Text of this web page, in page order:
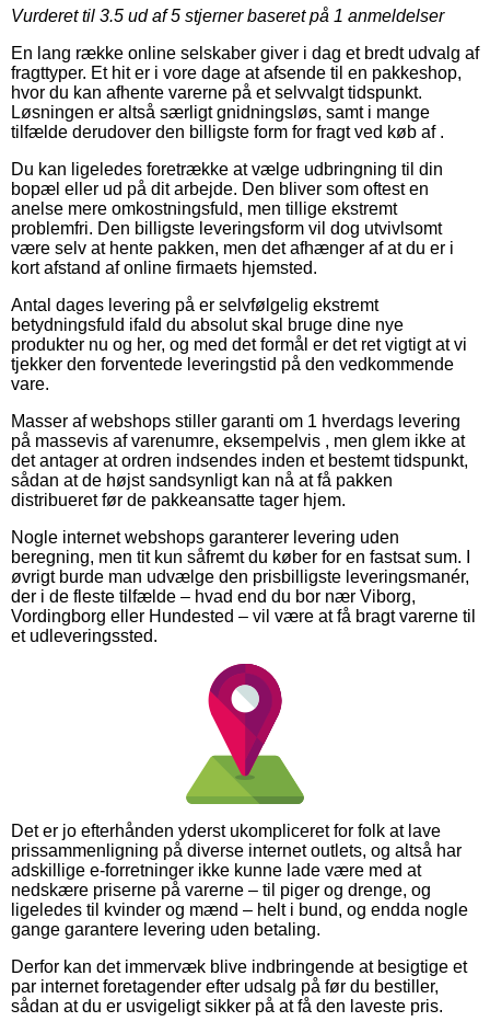
Vurderet til 3.5 ud af 5 stjerner baseret på 1 anmeldelser
En lang række online selskaber giver i dag et bredt udvalg af
fragttyper. Et hit er i vore dage at afsende til en pakkeshop,
hvor du kan afhente varerne på et selvvalgt tidspunkt.
Løsningen er altså særligt gnidningsløs, samt i mange
tilfælde derudover den billigste form for fragt ved køb af .
Du kan ligeledes foretrække at vælge udbringning til din
bopæl eller ud på dit arbejde. Den bliver som oftest en
anelse mere omkostningsfuld, men tillige ekstremt
problemfri. Den billigste leveringsform vil dog utvivlsomt
være selv at hente pakken, men det afhænger af at du er i
kort afstand af online firmaets hjemsted.
Antal dages levering på er selvfølgelig ekstremt
betydningsfuld ifald du absolut skal bruge dine nye
produkter nu og her, og med det formål er det ret vigtigt at vi
tjekker den forventede leveringstid på den vedkommende
vare.
Masser af webshops stiller garanti om 1 hverdags levering
på massevis af varenumre, eksempelvis , men glem ikke at
det antager at ordren indsendes inden et bestemt tidspunkt,
sådan at de højst sandsynligt kan nå at få pakken
distribueret før de pakkeansatte tager hjem.
Nogle internet webshops garanterer levering uden
beregning, men tit kun såfremt du køber for en fastsat sum. I
øvrigt burde man udvælge den prisbilligste leveringsmanér,
der i de fleste tilfælde – hvad end du bor nær Viborg,
Vordingborg eller Hundested – vil være at få bragt varerne til
et udleveringssted.
Det er jo efterhånden yderst ukompliceret for folk at lave
prissammenligning på diverse internet outlets, og altså har
adskillige e-forretninger ikke kunne lade være med at
nedskære priserne på varerne – til piger og drenge, og
ligeledes til kvinder og mænd – helt i bund, og endda nogle
gange garantere levering uden betaling.
Derfor kan det immervæk blive indbringende at besigtige et
par internet foretagender efter udsalg på før du bestiller,
sådan at du er usvigeligt sikker på at få den laveste pris.